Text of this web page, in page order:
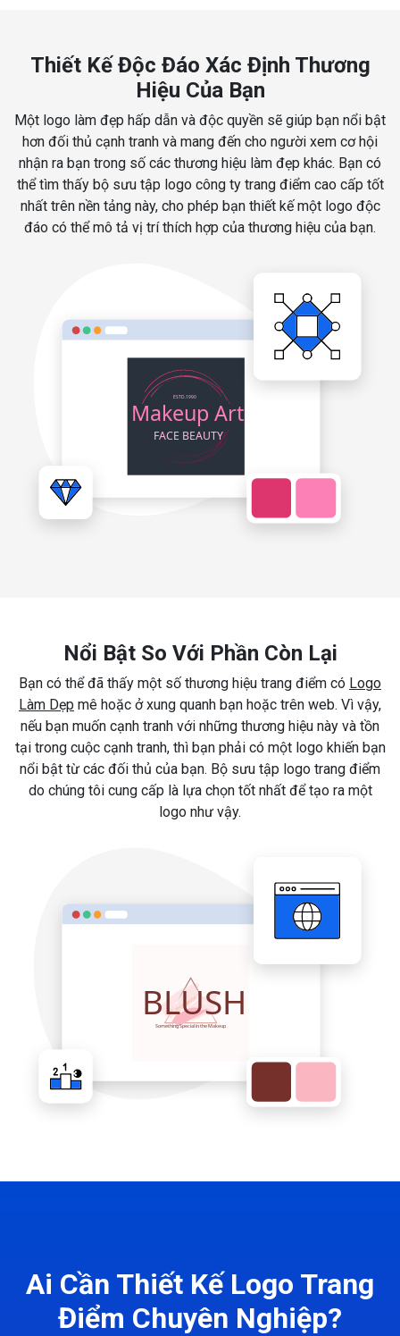
Thiết Kế Độc Đáo Xác Định Thương
Hiệu Của Bạn
Một logo làm đẹp hấp dẫn và độc quyền sẽ giúp bạn nổi bật
hơn đối thủ cạnh tranh và mang đến cho người xem cơ hội
nhận ra bạn trong số các thương hiệu làm đẹp khác. Bạn có
thể tìm thấy bộ sưu tập logo công ty trang điểm cao cấp tốt
nhất trên nền tảng này, cho phép bạn thiết kế một logo độc
đáo có thể mô tả vị trí thích hợp của thương hiệu của bạn.
Nổi Bật So Với Phần Còn Lại
Bạn có thể đã thấy một số thương hiệu trang điểm có Logo
Làm Dẹp mê hoặc ở xung quanh bạn hoặc trên web. Vì vậy,
nếu bạn muốn cạnh tranh với những thương hiệu này và tồn
tại trong cuộc cạnh tranh, thì bạn phải có một logo khiến bạn
nổi bật từ các đối thủ của bạn. Bộ sưu tập logo trang điểm
do chúng tôi cung cấp là lựa chọn tốt nhất để tạo ra một
logo như vậy.
Ai Cần Thiết Kế Logo Trang
Điểm Chuyên Nghiệp?